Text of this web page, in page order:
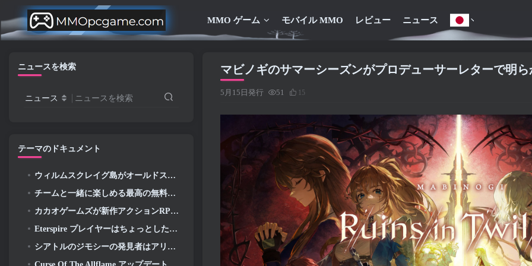
MMO ゲーム モバイル MMO レビュー ニュース
マビノギのサマーシーズンがプロデューサーレターで明ら
5月15日発行 51 15
ニュースを検索
ニュース ニュースを検索
テーマのドキュメント
ウィルムスクレイグ島がオールドスクール RuneScape で探索できるようになりました
チームと一緒に楽しめる最高の無料プレイ ゲーム (2026)
カカオゲームズが新作アクションRPGを発表, ガーディアンメイデン
Eterspire プレイヤーはちょっとしたタイムトラベルができるようになりました…お楽しみとして
シアトルのジモシーの発見者はアリーナネットと関係がある, もちろん、彼らはそれをギルドウォーズに追加しています 2